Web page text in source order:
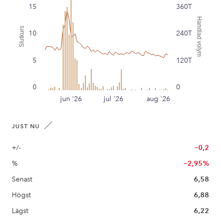
Slutkurs Handlad volym
jun '26 jul '26 aug '26
0
5
10
15
0
120T
240T
360T
JUST NU
+/-
−0,2
%
−2,95%
Senast
6,58
Högst
6,88
Lägst
6,22